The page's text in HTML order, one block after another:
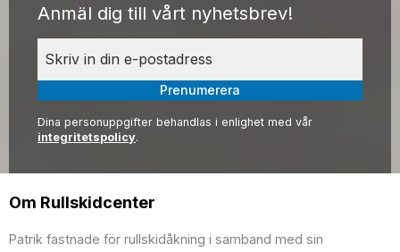
Anmäl dig till vårt nyhetsbrev!
Prenumerera
Dina personuppgifter behandlas i enlighet med vår
integritetspolicy.
Om Rullskidcenter
Patrik fastnade för rullskidåkning i samband med sin